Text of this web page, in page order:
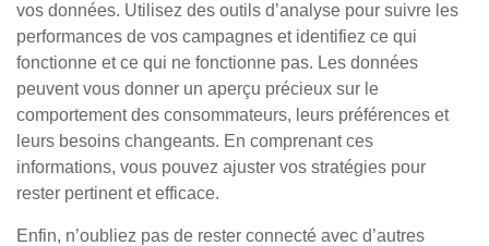
vos données. Utilisez des outils d’analyse pour suivre les
performances de vos campagnes et identifiez ce qui
fonctionne et ce qui ne fonctionne pas. Les données
peuvent vous donner un aperçu précieux sur le
comportement des consommateurs, leurs préférences et
leurs besoins changeants. En comprenant ces
informations, vous pouvez ajuster vos stratégies pour
rester pertinent et efficace.
Enfin, n’oubliez pas de rester connecté avec d’autres